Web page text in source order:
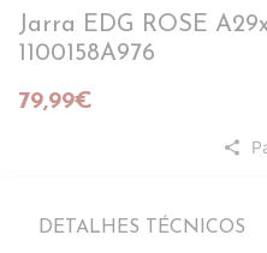
Jarra EDG ROSE
1100158A976
79,99€
share
DETALHES TÉCNICOS